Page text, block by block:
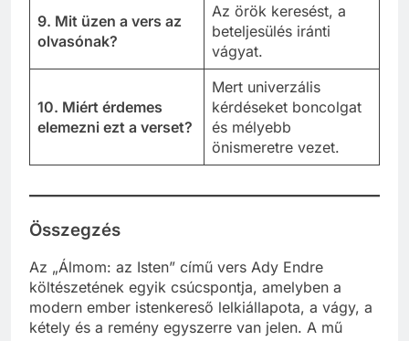
9. Mit üzen a vers az
olvasónak?
Az örök keresést, a
beteljesülés iránti
vágyat.
10. Miért érdemes
elemezni ezt a verset?
Mert univerzális
kérdéseket boncolgat
és mélyebb
önismeretre vezet.
Összegzés
Az „Álmom: az Isten” című vers Ady Endre
költészetének egyik csúcspontja, amelyben a
modern ember istenkereső lelkiállapota, a vágy, a
kétely és a remény egyszerre van jelen. A mű